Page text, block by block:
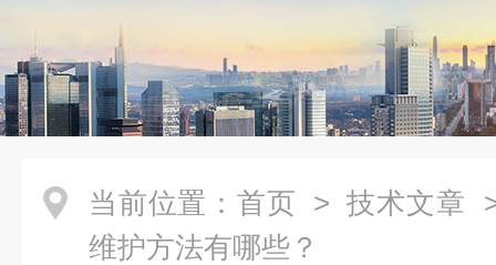
当前位置： 首页 > 技术文章
维护方法有哪些？